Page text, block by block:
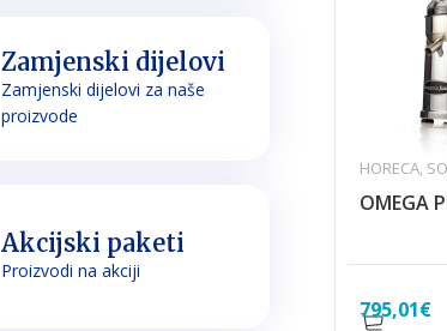
Zamjenski dijelovi
Zamjenski dijelovi za naše
proizvode
Akcijski paketi
Proizvodi na akciji
795,01€
HORECA,
OMEGA